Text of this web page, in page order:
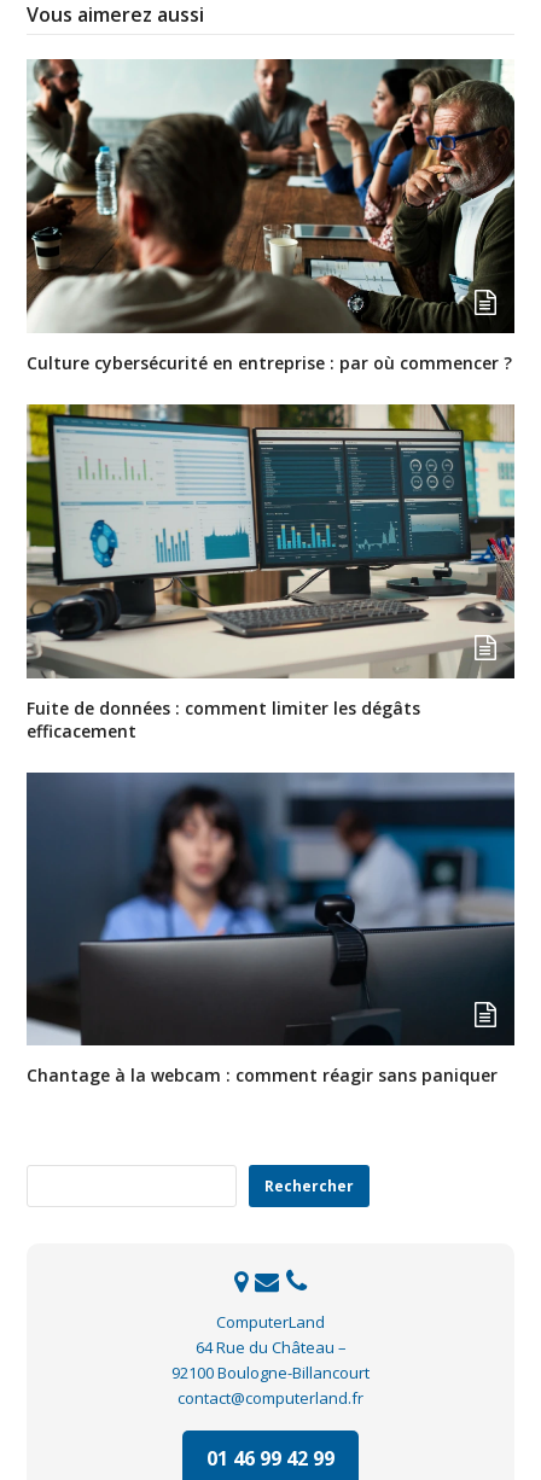
Vous aimerez aussi
Culture cybersécurité en entreprise : par où commencer ?
Fuite de données : comment limiter les dégâts
efficacement
Chantage à la webcam : comment réagir sans paniquer
Rechercher
ComputerLand
64 Rue du Château –
92100 Boulogne-Billancourt
contact@computerland.fr
01 46 99 42 99